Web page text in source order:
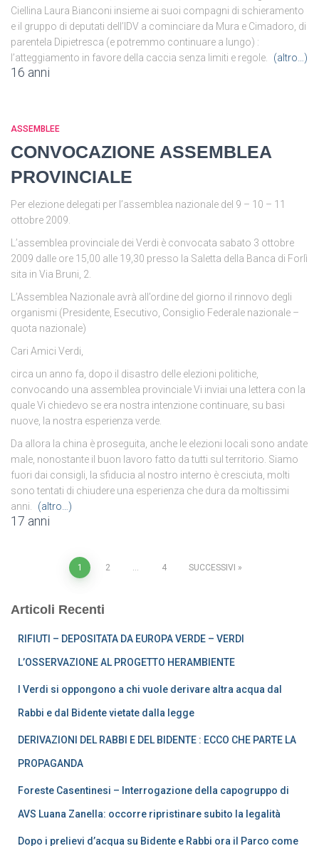
Ciellina Laura Bianconi insieme ai suoi compagni di schieramento
e il gruppo di deputati dell’IDV a cominciare da Mura e Cimadoro, di
parentela Dipietresca (e potremmo continuare a lungo) :
l’atteggiamento in favore della caccia senza limiti e regole.
(altro…)
16 anni
ASSEMBLEE
CONVOCAZIONE ASSEMBLEA
PROVINCIALE
Per elezione delegati per l’assemblea nazionale del 9 – 10 – 11
ottobre 2009.
L’assemblea provinciale dei Verdi è convocata sabato 3 ottobre
2009 dalle ore 15,00 alle 19,30 presso la Saletta della Banca di Forlì
sita in Via Bruni, 2.
L’Assemblea Nazionale avrà all’ordine del giorno il rinnovo degli
organismi (Presidente, Esecutivo, Consiglio Federale nazionale –
quota nazionale)
Cari Amici Verdi,
circa un anno fa, dopo il disastro delle elezioni politiche,
convocando una assemblea provinciale Vi inviai una lettera con la
quale Vi chiedevo se era nostra intenzione continuare, su basi
nuove, la nostra esperienza verde.
Da allora la china è proseguita, anche le elezioni locali sono andate
male, nonostante il buon lavoro fatto da tutti sul territorio. Siamo
fuori dai consigli, la sfiducia al nostro interno è cresciuta, molti
sono tentati di chiudere una esperienza che dura da moltissimi
anni.
(altro…)
17 anni
Paginazione
degli
articoli
1 2 … 4 SUCCESSIVI
Articoli Recenti
RIFIUTI – DEPOSITATA DA EUROPA VERDE – VERDI
L’OSSERVAZIONE AL PROGETTO HERAMBIENTE
I Verdi si oppongono a chi vuole derivare altra acqua dal
Rabbi e dal Bidente vietate dalla legge
DERIVAZIONI DEL RABBI E DEL BIDENTE : ECCO CHE PARTE LA
PROPAGANDA
Foreste Casentinesi – Interrogazione della capogruppo di
AVS Luana Zanella: occorre ripristinare subito la legalità
Dopo i prelievi d’acqua su Bidente e Rabbi ora il Parco come